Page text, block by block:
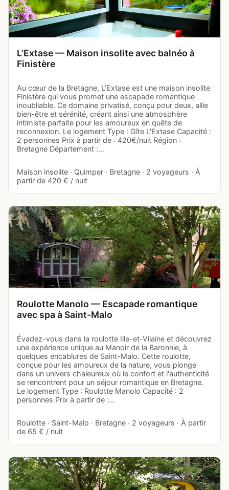
L’Extase — Maison insolite avec balnéo à
Finistère
Au cœur de la Bretagne, L’Extase est une maison insolite
Finistère qui vous promet une escapade romantique
inoubliable. Ce domaine privatisé, conçu pour deux, allie
bien-être et sérénité, créant ainsi une atmosphère
intimiste parfaite pour les amoureux en quête de
reconnexion. Le logement Type : Gîte L'Extase Capacité :
2 personnes Prix à partir de : 420€/nuit Région :
Bretagne Département :…
Maison insolite · Quimper · Bretagne · 2 voyageurs · À
partir de 420 € / nuit
Roulotte Manolo — Escapade romantique
avec spa à Saint-Malo
Évadez-vous dans la roulotte Ille-et-Vilaine et découvrez
une expérience unique au Manoir de la Baronnie, à
quelques encablures de Saint-Malo. Cette roulotte,
conçue pour les amoureux de la nature, vous plonge
dans un univers chaleureux où le confort et l'authenticité
se rencontrent pour un séjour romantique en Bretagne.
Le logement Type : Roulotte Manolo Capacité : 2
personnes Prix à partir de :…
Roulotte · Saint-Malo · Bretagne · 2 voyageurs · À partir
de 65 € / nuit